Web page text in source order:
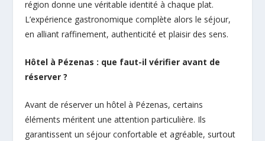
région donne une véritable identité à chaque plat.
L’expérience gastronomique complète alors le séjour,
en alliant raffinement, authenticité et plaisir des sens.
Hôtel à Pézenas : que faut-il vérifier avant de
réserver ?
Avant de réserver un hôtel à Pézenas, certains
éléments méritent une attention particulière. Ils
garantissent un séjour confortable et agréable, surtout